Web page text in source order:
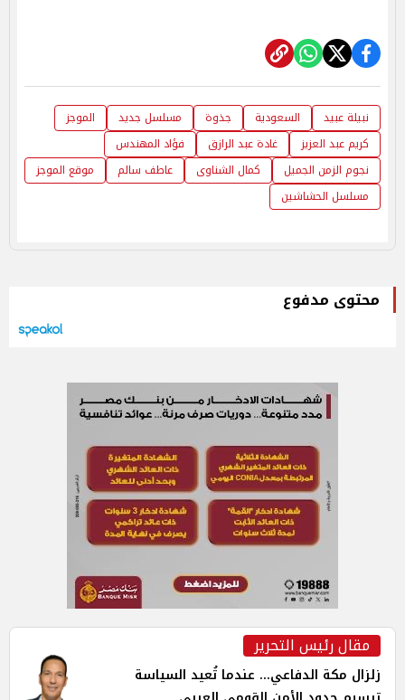
نبيلة عبيد السعودية جذوة مسلسل جديد
الموجز
كريم عبد العزيز
غادة عبد الرازق
فؤاد المهندس
نجوم الزمن الجميل
كمال الشناوى عاطف سالم
موقع الموجز
مسلسل الحشاشين
محتوى مدفوع
مقال رئيس التحرير
زلزال مكة الدفاعي... عندما تُعيد السياسة